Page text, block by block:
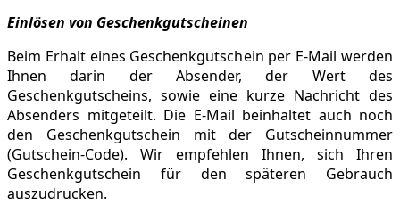
Einlösen von Geschenkgutscheinen
Beim Erhalt eines Geschenkgutschein per E-Mail werden
Ihnen darin der Absender, der Wert des
Geschenkgutscheins, sowie eine kurze Nachricht des
Absenders mitgeteilt. Die E-Mail beinhaltet auch noch
den Geschenkgutschein mit der Gutscheinnummer
(Gutschein-Code). Wir empfehlen Ihnen, sich Ihren
Geschenkgutschein für den späteren Gebrauch
auszudrucken.